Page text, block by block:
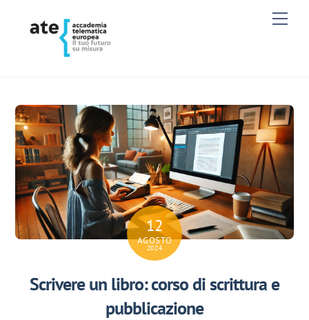
12
AGOSTO
2024
Scrivere un libro: corso di scrittura e
pubblicazione